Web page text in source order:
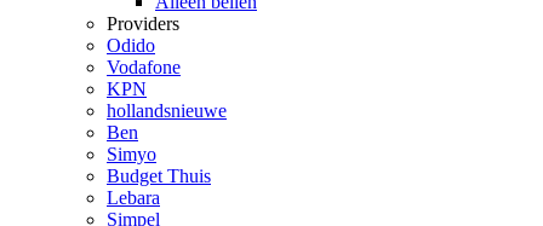
Providers
Odido
Vodafone
KPN
hollandsnieuwe
Ben
Simyo
Budget Thuis
Lebara
Simpel